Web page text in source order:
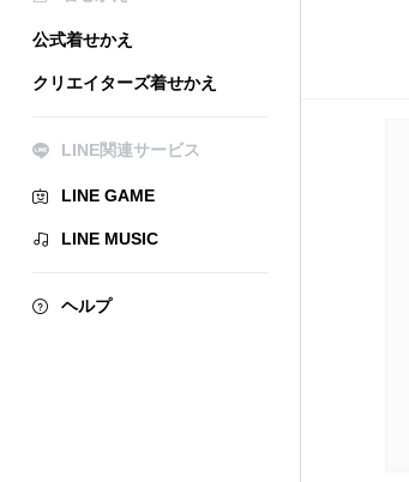
公式着せかえ
クリエイターズ着せかえ
LINE関連サービス
LINE GAME
LINE MUSIC
ヘルプ